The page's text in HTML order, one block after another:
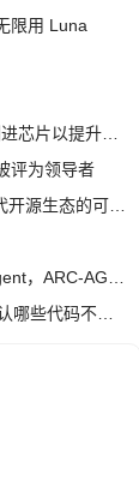
限用 Luna
评为领导者